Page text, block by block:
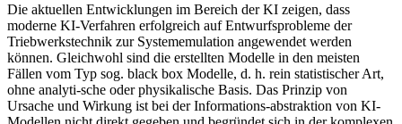
Die aktuellen Entwicklungen im Bereich der KI zeigen, dass
moderne KI-Verfahren erfolgreich auf Entwurfsprobleme der
Triebwerkstechnik zur Systememulation angewendet werden
können. Gleichwohl sind die erstellten Modelle in den meisten
Fällen vom Typ sog. black box Modelle, d. h. rein statistischer Art,
ohne analyti-sche oder physikalische Basis. Das Prinzip von
Ursache und Wirkung ist bei der Informations-abstraktion von KI-